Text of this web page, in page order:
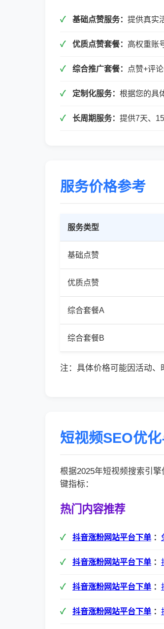
基础点赞服务： 提供真实
优质点赞套餐： 高权重账
综合推广套餐： 点赞+评
定制化服务： 根据您的具
长周期服务： 提供7天、
服务价格参考
服务类型
基础点赞
优质点赞
综合套餐A
综合套餐B
注：具体价格可能因活动、
短视频SEO优
根据2025年短视频搜索引
键指标：
热门内容推荐
抖音涨粉网站平台下单 ：
抖音涨粉网站平台下单 ：
抖音涨粉网站平台下单 ：
抖音涨粉网站平台下单 ：